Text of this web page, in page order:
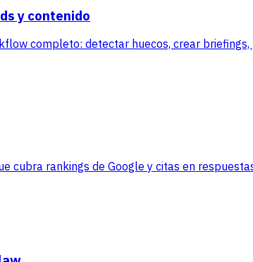
y contenido
completo: detectar huecos, crear
cubra rankings de Google y citas en